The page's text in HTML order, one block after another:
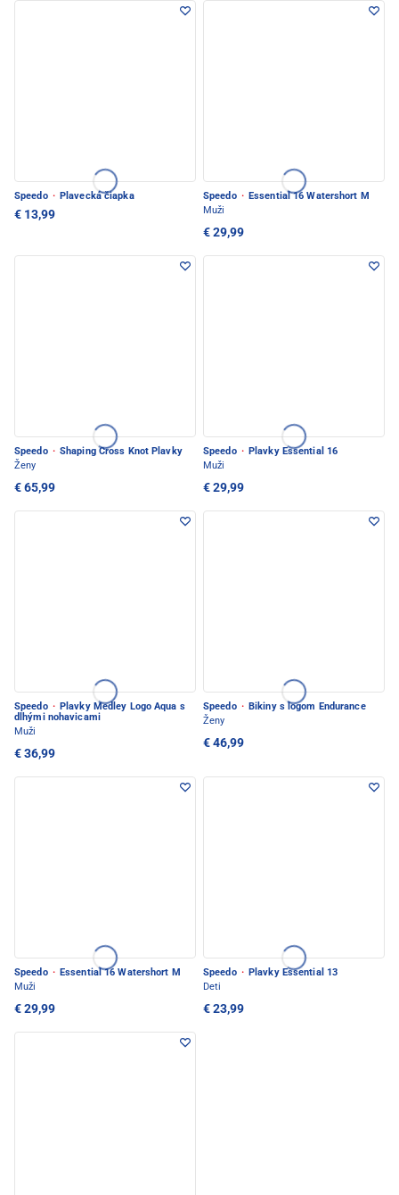
Speedo · Plavecká čiapka
€ 13,99
Speedo · Essential 16 Watershort M
Muži
€ 29,99
Speedo · Shaping Cross Knot Plavky
Ženy
€ 65,99
Speedo · Plavky Essential 16
Muži
€ 29,99
Speedo · Plavky Medley Logo Aqua s
dlhými nohavicami
Muži
€ 36,99
Speedo · Bikiny s logom Endurance
Ženy
€ 46,99
Speedo · Essential 16 Watershort M
Muži
€ 29,99
Speedo · Plavky Essential 13
Deti
€ 23,99